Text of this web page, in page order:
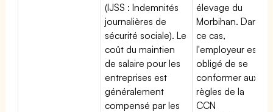
(IJSS : Indemnités
journalières de
sécurité sociale). Le
coût du maintien
de salaire pour les
entreprises est
généralement
compensé par les
élevage du
Morbihan. Dans
ce cas,
l'employeur est
obligé de se
conformer aux
règles de la
CCN